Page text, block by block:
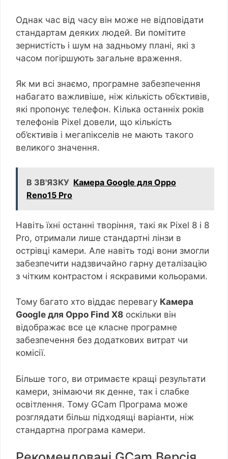
Однак час від часу він може не відповідати
стандартам деяких людей. Ви помітите
зернистість і шум на задньому плані, які з
часом погіршують загальне враження.
Як ми всі знаємо, програмне забезпечення
набагато важливіше, ніж кількість об’єктивів,
які пропонує телефон. Кілька останніх років
телефонів Pixel довели, що кількість
об’єктивів і мегапікселів не мають такого
великого значення.
В ЗВ'ЯЗКУ Камера Google для Oppo
Reno15 Pro
Навіть їхні останні творіння, такі як Pixel 8 і 8
Pro, отримали лише стандартні лінзи в
острівці камери. Але навіть тоді вони змогли
забезпечити надзвичайно гарну деталізацію
з чітким контрастом і яскравими кольорами.
Тому багато хто віддає перевагу Камера
Google для Oppo Find X8 оскільки він
відображає все це класне програмне
забезпечення без додаткових витрат чи
комісії.
Більше того, ви отримаєте кращі результати
камери, знімаючи як денне, так і слабке
освітлення. Тому GCam Програма може
розглядати більш підходящі варіанти, ніж
стандартна програма камери.